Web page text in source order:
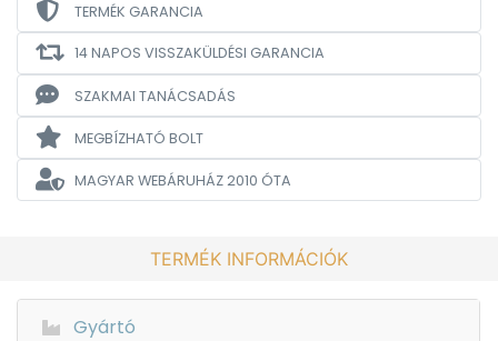
TERMÉK GARANCIA
14 NAPOS VISSZAKÜLDÉSI GARANCIA
SZAKMAI TANÁCSADÁS
MEGBÍZHATÓ BOLT
MAGYAR WEBÁRUHÁZ2010 ÓTA
TERMÉK INFORMÁCIÓK
Gyártó